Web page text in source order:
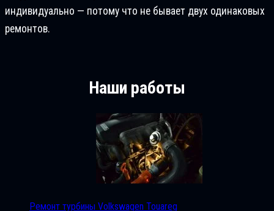
индивидуально — потому что не бывает двух одинаковых
ремонтов.
Наши работы
Ремонт турбины Volkswagen Touareg